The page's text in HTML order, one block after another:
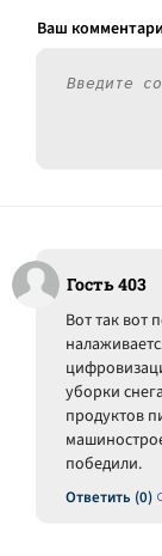
Гость 403
Ответить (0)
Вот так вот
уборки
продуктов
победили.